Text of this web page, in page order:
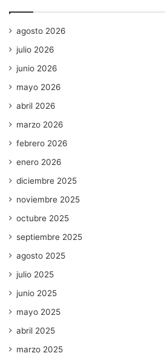
agosto 2026
julio 2026
junio 2026
mayo 2026
abril 2026
marzo 2026
febrero 2026
enero 2026
diciembre 2025
noviembre 2025
octubre 2025
septiembre 2025
agosto 2025
julio 2025
junio 2025
mayo 2025
abril 2025
marzo 2025